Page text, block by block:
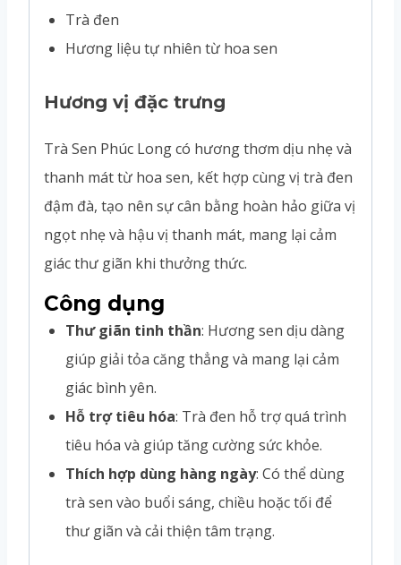
Trà đen
Hương liệu tự nhiên từ hoa sen
Hương vị đặc trưng
Trà Sen Phúc Long có hương thơm dịu nhẹ và
thanh mát từ hoa sen, kết hợp cùng vị trà đen
đậm đà, tạo nên sự cân bằng hoàn hảo giữa vị
ngọt nhẹ và hậu vị thanh mát, mang lại cảm
giác thư giãn khi thưởng thức.
Công dụng
Thư giãn tinh thần: Hương sen dịu dàng
giúp giải tỏa căng thẳng và mang lại cảm
giác bình yên.
Hỗ trợ tiêu hóa: Trà đen hỗ trợ quá trình
tiêu hóa và giúp tăng cường sức khỏe.
Thích hợp dùng hàng ngày: Có thể dùng
trà sen vào buổi sáng, chiều hoặc tối để
thư giãn và cải thiện tâm trạng.